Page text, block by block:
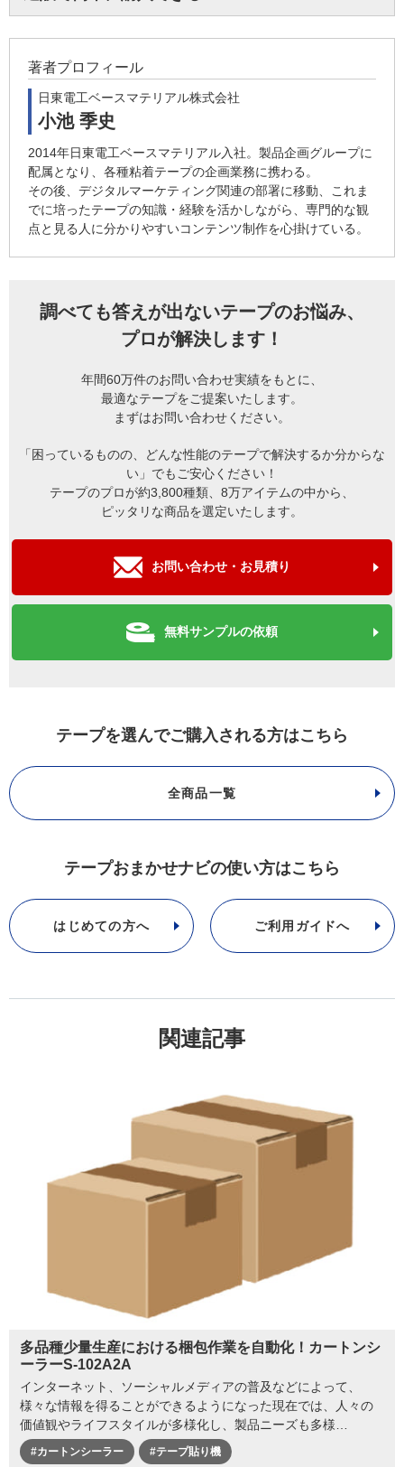
著者プロフィール
日東電工ベースマテリアル株式会社
小池 季史
2014年日東電工ベースマテリアル入社。製品企画グループに
配属となり、各種粘着テープの企画業務に携わる。
その後、デジタルマーケティング関連の部署に移動、これま
でに培ったテープの知識・経験を活かしながら、専門的な観
点と見る人に分かりやすいコンテンツ制作を心掛けている。
調べても答えが出ないテープのお悩み、
プロが解決します！
年間60万件のお問い合わせ実績をもとに、
最適なテープをご提案いたします。
まずはお問い合わせください。
「困っているものの、どんな性能のテープで解決するか分からな
い」でもご安心ください！
テープのプロが約3,800種類、8万アイテムの中から、
ピッタリな商品を選定いたします。
お問い合わせ・お見積り
無料サンプルの依頼
テープを選んでご購入される方はこちら
全商品一覧
テープおまかせナビの使い方はこちら
はじめての方へ ご利用ガイドへ
関連記事
多品種少量生産における梱包作業を自動化！カートンシ
ーラーS-102A2A
インターネット、ソーシャルメディアの普及などによって、
様々な情報を得ることができるようになった現在では、人々の
価値観やライフスタイルが多様化し、製品ニーズも多様…
#カートンシーラー #テープ貼り機